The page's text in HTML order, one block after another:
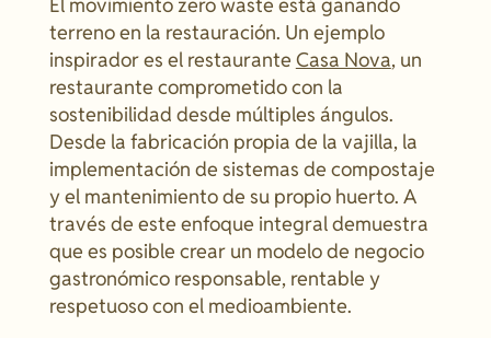
terreno en la restauración. Un ejemplo
inspirador es el restaurante Casa Nova, un
restaurante comprometido con la
sostenibilidad desde múltiples ángulos.
Desde la fabricación propia de la vajilla, la
implementación de sistemas de compostaje
y el mantenimiento de su propio huerto. A
través de este enfoque integral demuestra
que es posible crear un modelo de negocio
gastronómico responsable, rentable y
respetuoso con el medioambiente.